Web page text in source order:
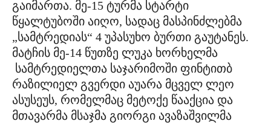
გაიმართა. მე-15 ტურმა სტარტი
წყალტუბოში აიღო, სადაც მასპინძლებმა
„სამტრედიას“ 4 უპასუხო ბურთი გაუტანეს.
მატჩის მე-14 წუთზე ლუკა ხორხელმა
სამტრედიელთა საჯარიმოში ფინტითბ
რაზილიელ გვერდი აუარა მცველ ლეო
ასუსეუს, რომელმაც მეტოქე წააქცია და
მთავარმა მსაჯმა გიორგი ავაზაშვილმა